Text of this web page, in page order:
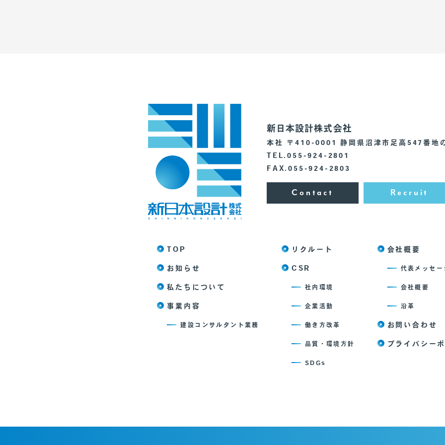
新日本設計株式会社
本社 〒410-0001 静岡県沼津市足高547番地
TEL.055-924-2801
FAX.055-924-2803
Contact Recruit
TOP
お知らせ
私たちについて
事業内容
建設コンサルタント業務
リクルート
CSR
社内環境
企業活動
働き方改革
品質・環境方針
SDGs
会社概要
代表メッセー
会社概要
沿革
お問い合わせ
プライバシー